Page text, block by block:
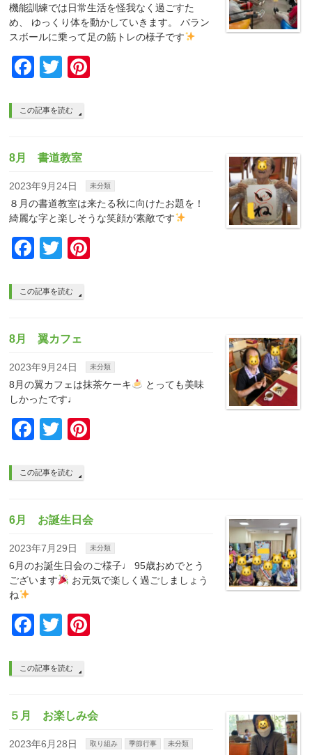
機能訓練では日常生活を怪我なく過ごすた
め、 ゆっくり体を動かしていきます。 バラン
スボールに乗って足の筋トレの様子です
Facebook
Twitter
この記事を読む
8月 書道教室
2023年9月24日 未分類
８月の書道教室は来たる秋に向けたお題を！
綺麗な字と楽しそうな笑顔が素敵です
Facebook
Twitter
この記事を読む
8月 翼カフェ
2023年9月24日 未分類
8月の翼カフェは抹茶ケーキ
とっても美味
しかったです♩
Facebook
Twitter
この記事を読む
6月 お誕生日会
2023年7月29日 未分類
6月のお誕生日会のご様子♩ 95歳おめでとう
ございます
お元気で楽しく過ごしましょう
ね
Facebook
Twitter
この記事を読む
５月 お楽しみ会
2023年6月28日 取り組み 季節行事 未分類